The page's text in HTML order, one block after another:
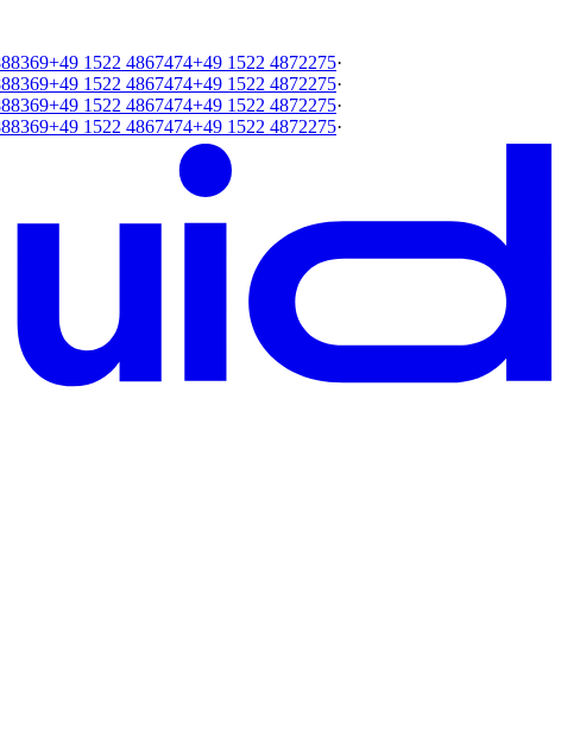
+49 1522 4867474+49 1522 4872275·
+49 1522 4867474+49 1522 4872275·
+49 1522 4867474+49 1522 4872275·
+49 1522 4867474+49 1522 4872275·